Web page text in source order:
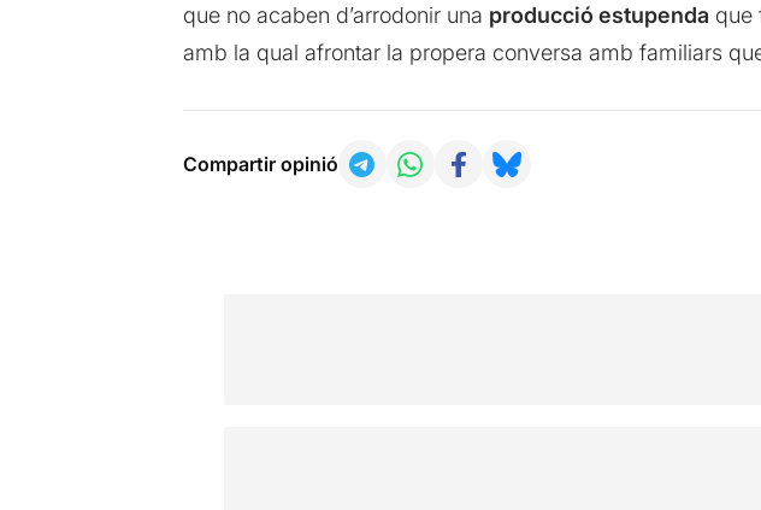
que no acaben d’arrodonir una producció estupenda que
amb la qual afrontar la propera conversa amb familiars
Compartir opinió